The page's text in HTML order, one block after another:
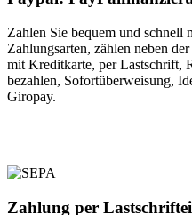
Zahlen Sie bequem und schnell
Zahlungsarten, zählen neben
mit Kreditkarte, per Lastschrift,
bezahlen, Sofortüberweisung,
Giropay.
Zahlung per